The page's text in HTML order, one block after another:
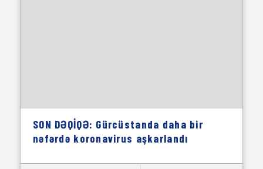
SON DƏQİQƏ: Gürcüstanda daha bir
nəfərdə koronavirus aşkarlandı